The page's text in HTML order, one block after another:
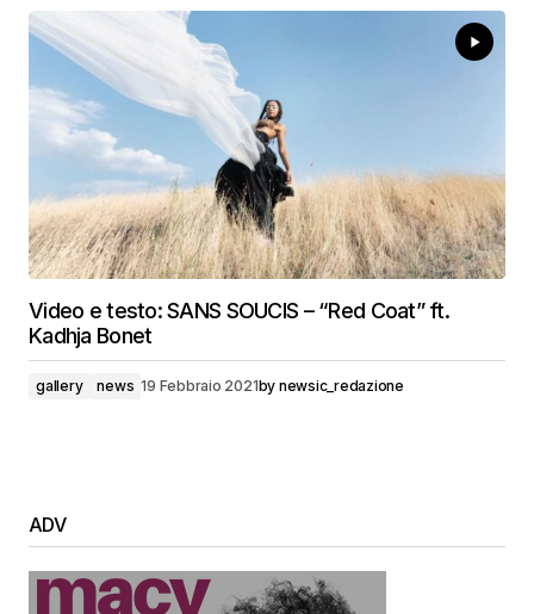
Video e testo: SANS SOUCIS – “Red Coat” ft.
Kadhja Bonet
gallery news 19 Febbraio 2021by newsic_redazione
ADV